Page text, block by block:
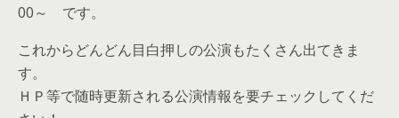
00～ です。
これからどんどん目白押しの公演もたくさん出てきま
す。
ＨＰ等で随時更新される公演情報を要チェックしてくだ